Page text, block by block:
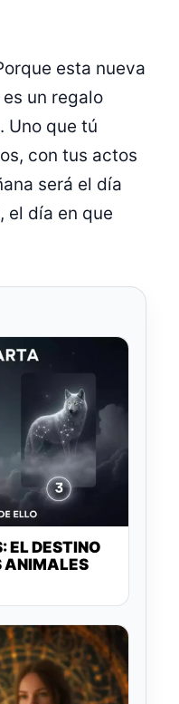
esta nueva
un regalo
Uno que tú
con tus actos
será el día
el día en que
EL DESTINO
ANIMALES